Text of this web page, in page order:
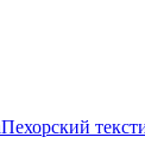
Пехорский